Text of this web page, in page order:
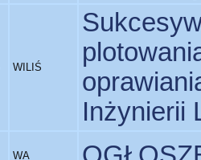
WILIŚ
Inżynierii
WA